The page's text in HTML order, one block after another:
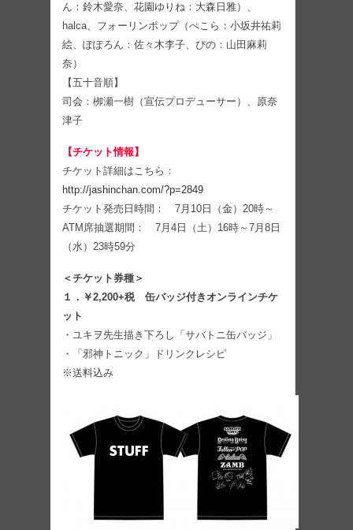
ん：鈴木愛奈、花園ゆりね：大森日雅）、
halca、フォーリンポップ（ぺこら：小坂井祐莉
絵、ぽぽろん：佐々木李子、ぴの：山田麻莉
奈）
【五十音順】
司会：栁瀬一樹（宣伝プロデューサー）、原奈
津子
【チケット情報】
チケット詳細はこちら：
http://jashinchan.com/?p=2849
チケット発売日時間： 7月10日（金）20時～
ATM席抽選期間： 7月4日（土）16時～7月8日
（水）23時59分
＜チケット券種＞
１．￥2,200+税 缶バッジ付きオンラインチケ
ット
・ユキヲ先生描き下ろし「サバトニ缶バッジ」
・「邪神トニック」ドリンクレシピ
※送料込み